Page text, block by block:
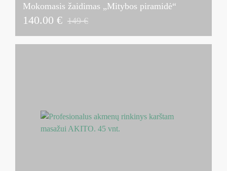
Mokomasis žaidimas „Mitybos piramidė“
140.00 € 149 €